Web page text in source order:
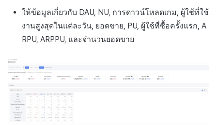
ให้ข้อมูลเกี่ยวกับ DAU, NU, การดาวน์โหลดเกม, ผู้ใช้ที่ใช้
งานสูงสุดในแต่ละวัน, ยอดขาย, PU, ผู้ใช้ที่ซื้อครั้งแรก, A
RPU, ARPPU, และจำนวนยอดขาย